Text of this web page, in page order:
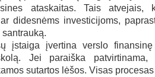
ataskaitas. Tais atvejais,
didesnėms investicijoms,
įstaiga įvertina verslo
Jei paraiška patvirtinama,
sutartos lėšos. Visas